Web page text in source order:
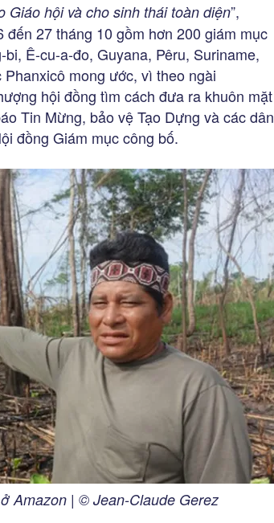
hội và cho sinh thái toàn diện”,
27 tháng 10 gồm hơn 200 giám mục
Ê-cu-a-đo, Guyana, Pêru, Suriname,
mong ước, vì theo ngài
hội đồng tìm cách đưa ra khuôn mặt
Tin Mừng, bảo vệ Tạo Dựng và các dân
đồng Giám mục công bố.
Amazon | © Jean-Claude Gerez